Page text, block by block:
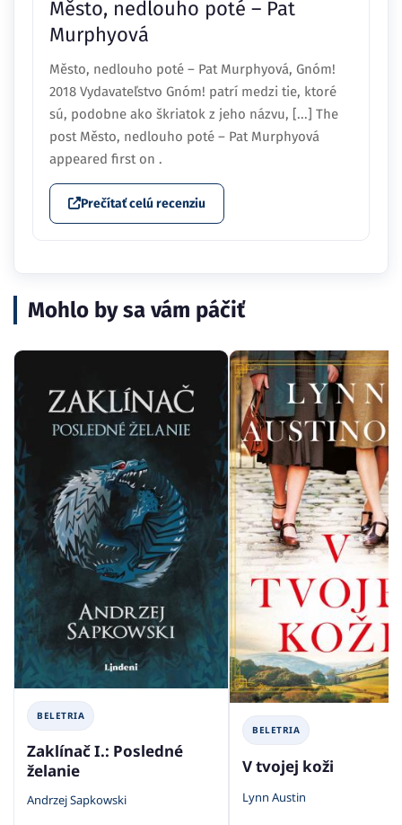
Město, nedlouho poté – Pat Murphyová, Gnóm!
2018 Vydavateľstvo Gnóm! patrí medzi tie, ktoré
post Město, nedlouho poté – Pat Murphyová
appeared first on .
Prečítať celú recenziu
BELETRIA
Zaklínač I.: Posledné
želanie
6RECENZIÍ
CENA Z9KNÍHKUPECTIEV
BELETRIA
V tvojej koži
Lynn Austin
RECENZIE
CENA Z2KNÍHKUPECTIEV